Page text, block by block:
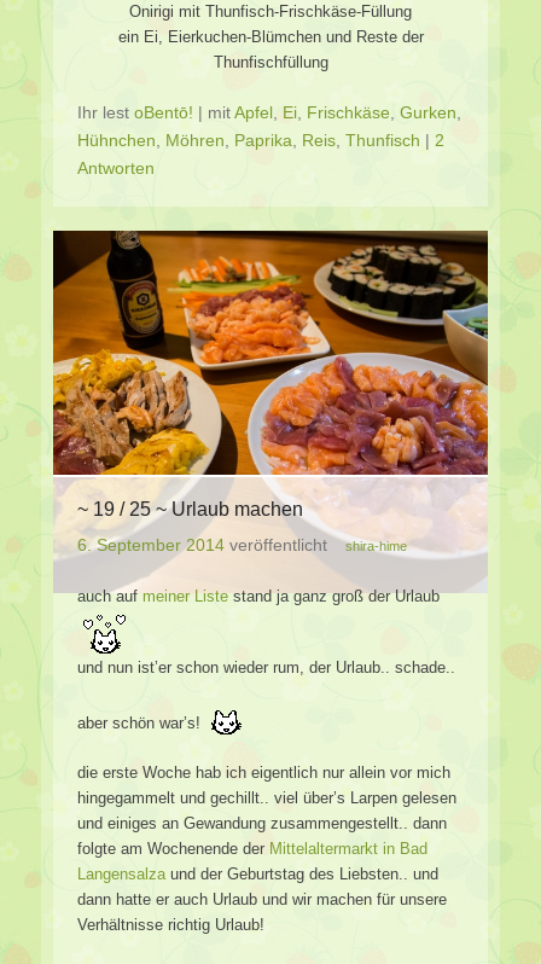
Onirigi mit Thunfisch-Frischkäse-Füllung
ein Ei, Eierkuchen-Blümchen und Reste der
Thunfischfüllung
Ihr lest oBentō! | mitApfel, Ei, Frischkäse, Gurken,
Hühnchen, Möhren, Paprika, Reis, Thunfisch | 2
Antworten
~ 19 / 25 ~ Urlaub machen
6. September 2014 veröffentlicht shira-hime
auch auf meiner Liste stand ja ganz groß der Urlaub
und nun ist’er schon wieder rum, der Urlaub.. schade..
aber schön war’s!
die erste Woche hab ich eigentlich nur allein vor mich
hingegammelt und gechillt.. viel über’s Larpen gelesen
und einiges an Gewandung zusammengestellt.. dann
folgte am Wochenende der Mittelaltermarkt in Bad
Langensalzaund der Geburtstag des Liebsten.. und
dann hatte er auch Urlaub und wir machen für unsere
Verhältnisse richtig Urlaub!